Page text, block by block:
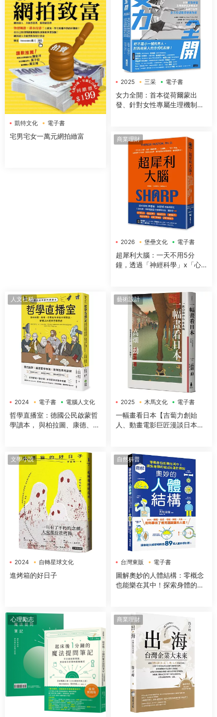
凱特文化 電子書
宅男宅女一萬元網拍緻富
2025 三采 電子書
女力全開：首本從荷爾蒙出
發、針對女性專屬生理機制與
商業理財
2026 堡壘文化 電子書
超犀利大腦：一天不用5分
鐘，透過「神經科學」x「心
讓大腦潛能發揮到極緻，變得
超犀利！
人文社科
2024 電子書 電腦人文化
哲學直播室：德國公民啟蒙哲
學讀本， 與柏拉圖、康德、亞
藝術設計
2025 木馬文化 電子書
一幅畫看日本【吉蔔力創始
人、動畫電影巨匠漫談日本傳
文學小說
2024
自轉星球文化
電子書
進烤箱的好日子
自然科普
台灣東販 電子書
圖解奧妙的人體結構：零概念
也能樂在其中！探索身體的組
心理勵志 商業理財